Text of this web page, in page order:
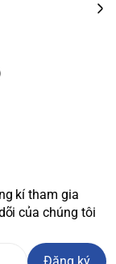
kí tham gia
của chúng tôi